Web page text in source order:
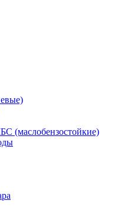
(маслобензостойкие)